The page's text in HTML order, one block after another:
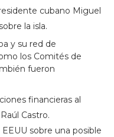
cubano Miguel
la isla.
y su red de
los Comités de
fueron
financieras al
Castro.
sobre una posible